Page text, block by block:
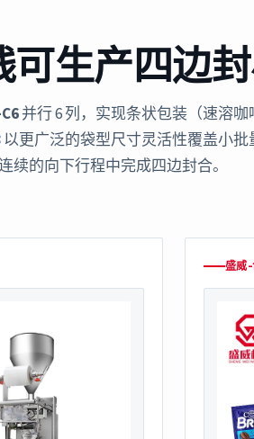
生产四边封
并行 6 列，实现条状包装（速溶咖
以更广泛的袋型尺寸灵活性覆盖小
续的向下行程中完成四边封合。
盛威-